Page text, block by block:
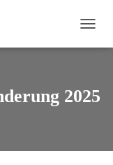
2025